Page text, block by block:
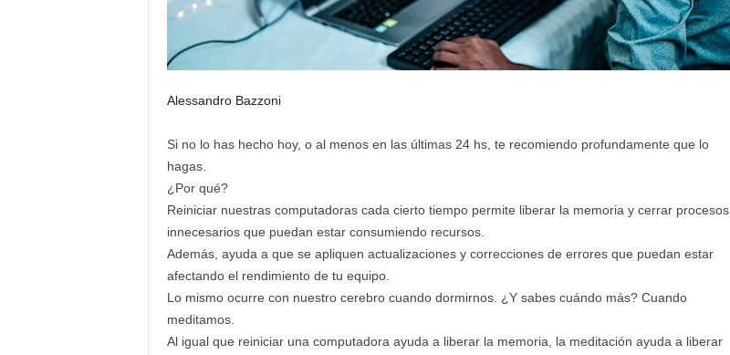
Alessandro Bazzoni
Si no lo has hecho hoy, o al menos en las últimas 24 hs, te recomiendo profundamente que lo
hagas.
¿Por qué?
Reiniciar nuestras computadoras cada cierto tiempo permite liberar la memoria y cerrar procesos
innecesarios que puedan estar consumiendo recursos.
Además, ayuda a que se apliquen actualizaciones y correcciones de errores que puedan estar
afectando el rendimiento de tu equipo.
Lo mismo ocurre con nuestro cerebro cuando dormirnos. ¿Y sabes cuándo más? Cuando
meditamos.
Al igual que reiniciar una computadora ayuda a liberar la memoria, la meditación ayuda a liberar